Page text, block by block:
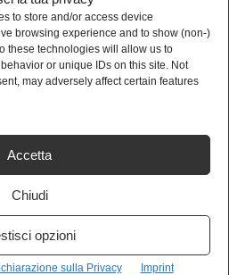
to store and/or access device
browsing experience and to show (non-)
these technologies will allow us to
or unique IDs on this site. Not
may adversely affect certain features
Accetta
Chiudi
opzioni
sulla Privacy Imprint
alcuni giornalisti
il dirigente era
chiuse da qualche mese
e lo stesso
tanto che si